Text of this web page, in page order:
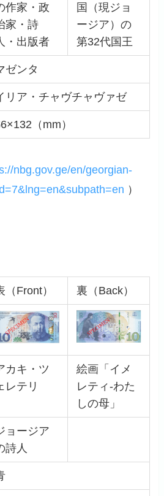
作家・政
家・詩
・出版者
国（現ジョ
ージア）の
第32代国王
ゼンタ
リア・チャヴチャヴァゼ
（mm）
nbg.gov.ge/en/georgian-
）
（Front） 裏（Back）
カキ・ツ
レテリ
絵画「イメ
レティ-わた
しの母」
ョージア
詩人